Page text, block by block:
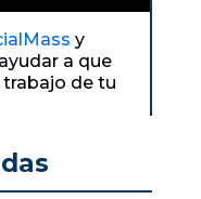
y
a que
de tu